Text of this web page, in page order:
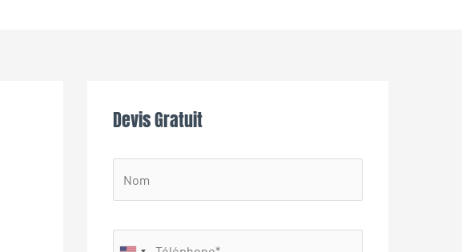
Devis Gratuit